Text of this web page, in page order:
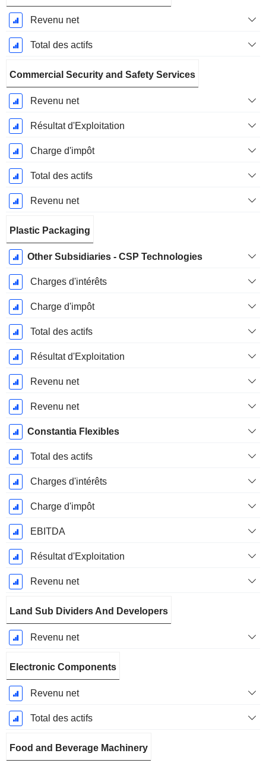
Revenu net
Total des actifs
Commercial Security and Safety Services
Revenu net
Résultat d'Exploitation
Charge d'impôt
Total des actifs
Revenu net
Plastic Packaging
Other Subsidiaries - CSP Technologies
Charges d'intérêts
Charge d'impôt
Total des actifs
Résultat d'Exploitation
Revenu net
Revenu net
Constantia Flexibles
Total des actifs
Charges d'intérêts
Charge d'impôt
EBITDA
Résultat d'Exploitation
Revenu net
Land Sub Dividers And Developers
Revenu net
Electronic Components
Revenu net
Total des actifs
Food and Beverage Machinery